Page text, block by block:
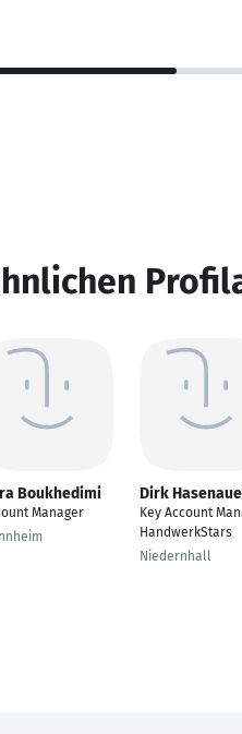
Boukhedimi
Manager
Dirk
Key Account
HandwerkStars
Niedernhall